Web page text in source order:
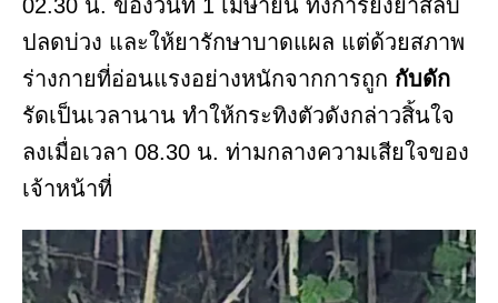
02.30 น. ของวันที่ 1 เมษายน ทั้งการยิงยาสลบ
ปลดบ่วง และให้ยารักษาบาดแผล แต่ด้วยสภาพ
ร่างกายที่อ่อนแรงอย่างหนักจากการถูก กับดัก
รัดเป็นเวลานาน ทำให้กระทิงตัวดังกล่าวสิ้นใจ
ลงเมื่อเวลา 08.30 น. ท่ามกลางความเสียใจของ
เจ้าหน้าที่